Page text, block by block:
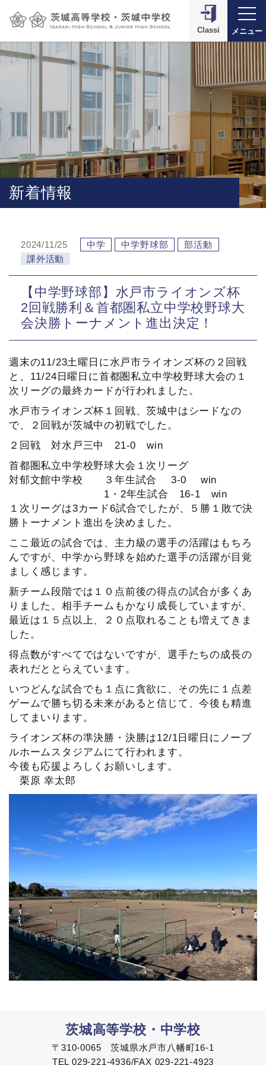
Classi メニュー
新着情報
2024/11/25 中学 中学野球部
部活動
課外活動
【中学野球部】水戸市ライオンズ杯
2回戦勝利＆首都圏私立中学校野球大
会決勝トーナメント進出決定！
週末の11/23土曜日に水戸市ライオンズ杯の２回戦
と、11/24日曜日に首都圏私立中学校野球大会の１
次リーグの最終カードが行われました。
水戸市ライオンズ杯１回戦、茨城中はシードなの
で、２回戦が茨城中の初戦でした。
２回戦 対水戸三中 21-0 win
首都圏私立中学校野球大会１次リーグ
対郁文館中学校 ３年生試合 3-0 win
1・2年生試合 16-1 win
１次リーグは3カード6試合でしたが、５勝１敗で決
勝トーナメント進出を決めました。
ここ最近の試合では、主力級の選手の活躍はもちろ
んですが、中学から野球を始めた選手の活躍が目覚
ましく感じます。
新チーム段階では１０点前後の得点の試合が多くあ
りました。相手チームもかなり成長していますが、
最近は１５点以上、２０点取れることも増えてきま
した。
得点数がすべてではないですが、選手たちの成長の
表れだととらえています。
いつどんな試合でも１点に貪欲に、その先に１点差
ゲームで勝ち切る未来があると信じて、今後も精進
してまいります。
ライオンズ杯の準決勝・決勝は12/1日曜日にノーブ
ルホームスタジアムにて行われます。
今後も応援よろしくお願いします。
栗原 幸太郎
茨城高等学校・中学校
〒310-0065 茨城県水戸市八幡町16-1
TEL 029-221-4936/FAX 029-221-4923